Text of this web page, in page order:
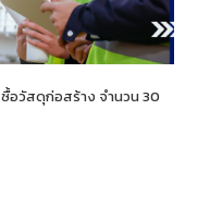
ซื้อวัสดุก่อสร้าง จำนวน 30